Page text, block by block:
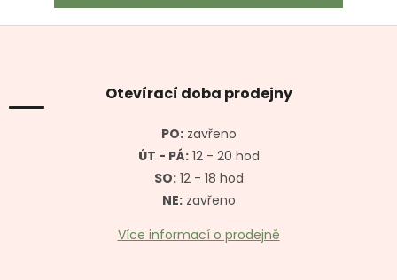
Z
Otevírací doba prodejny
PO:zavřeno
ÚT - PÁ:12 - 20 hod
SO:12 - 18 hod
NE:zavřeno
Více informací o prodejně